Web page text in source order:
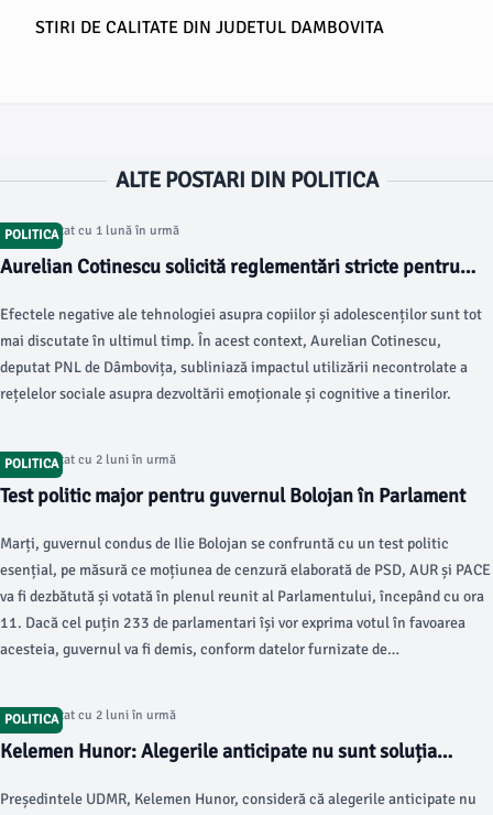
STIRI DE CALITATE DIN JUDETUL DAMBOVITA
ALTE POSTARI DIN POLITICA
POLITICA
Articol postat cu 1 lună în urmă
Aurelian Cotinescu solicită reglementări stricte pentru
Efectele negative ale tehnologiei asupra copiilor și adolescenților sunt tot
mai discutate în ultimul timp. În acest context, Aurelian Cotinescu,
deputat PNL de Dâmbovița, subliniază impactul utilizării necontrolate a
rețelelor sociale asupra dezvoltării emoționale și cognitive a tinerilor.
POLITICA
Articol postat cu 2 luni în urmă
Test politic major pentru guvernul Bolojan în Parlament
Marți, guvernul condus de Ilie Bolojan se confruntă cu un test politic
esențial, pe măsură ce moțiunea de cenzură elaborată de PSD, AUR și PACE
va fi dezbătută și votată în plenul reunit al Parlamentului, începând cu ora
11. Dacă cel puțin 233 de parlamentari își vor exprima votul în favoarea
acesteia, guvernul va fi demis, conform datelor furnizate de
POLITICA
Articol postat cu 2 luni în urmă
Kelemen Hunor: Alegerile anticipate nu sunt soluția
Președintele UDMR, Kelemen Hunor, consideră că alegerile anticipate nu